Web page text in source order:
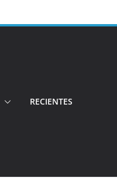
RECIENTES